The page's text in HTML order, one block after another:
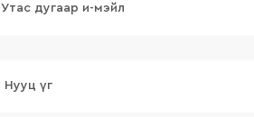
Утас дугаар и-мэйл
Нууц үг